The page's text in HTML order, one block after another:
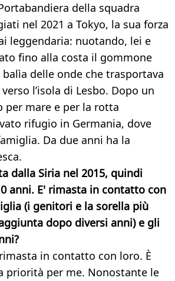
della squadra
nel 2021 a Tokyo, la sua forza
leggendaria: nuotando, lei e
fino alla costa il gommone
delle onde che trasportava
l’isola di Lesbo. Dopo un
per mare e per la rotta
rifugio in Germania, dove
Da due anni ha la
dalla Siria nel 2015, quindi
anni. E' rimasta in contatto con
(i genitori e la sorella più
dopo diversi anni) e gli
in contatto con loro. È
priorità per me. Nonostante le